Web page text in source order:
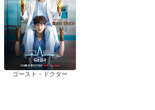
ゴースト・ドクター